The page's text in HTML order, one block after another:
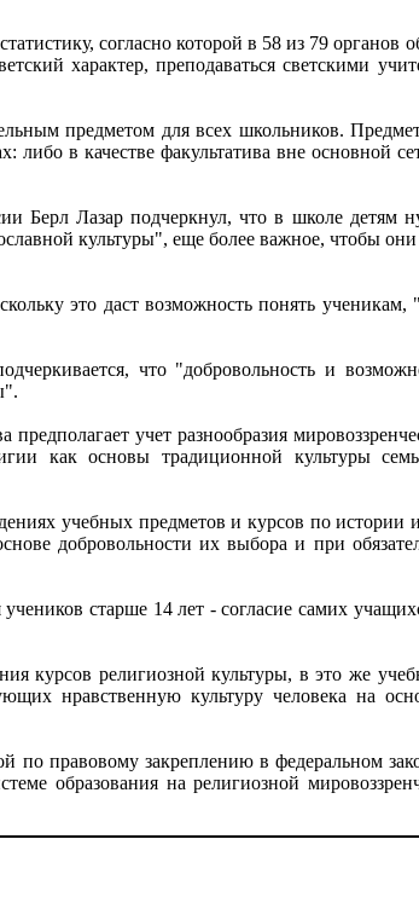
согласно которой в 58 из 79 органов
характер, преподаваться светскими
предметом для всех школьников.
в качестве факультатива вне основной
Берл Лазар подчеркнул, что в школе детям
культуры", еще более важное, чтобы они
это даст возможность понять ученикам,
что "добровольность и
учет разнообразия
как основы традиционной культуры
учебных предметов и курсов по истории
добровольности их выбора и при
старше 14 лет - согласие самих
курсов религиозной культуры, в это же
нравственную культуру человека на
правовому закреплению в федеральном
образования на религиозной